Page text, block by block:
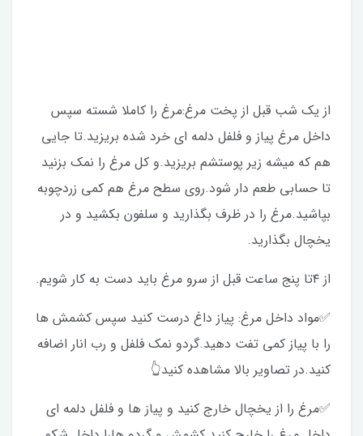
از یک شب قبل از پخت مرغ:مرغ را کاملا شسته سپس
داخل مرغ پیاز و فلفل دلمه ای خرد شده بریزید.تا جایی
هم که میشه زیر پوستشم بریزید.و کل مرغ را نمک بزنید
تا حسابی طعم دار شود.روی سطح مرغ هم کمی زردچوبه
بپاشید.مرغ را در ظرف بگذارید و سلفون بکشید و در
یخچال بگذارید.
از ۴تا پنج ساعت قبل از سرو مرغ باید دست به کار شویم.
✅مواد داخل مرغ: پیاز داغ درست کنید سپس کشمش ها
را با پیاز کمی تفت دهید.گردو نمک فلفل و رب انار اضافه
کنید.در تصاویر بالا مشاهده کنید👆
✅مرغ را از یخچال خارج کنید و پیاز ها و فلفل دلمه ای